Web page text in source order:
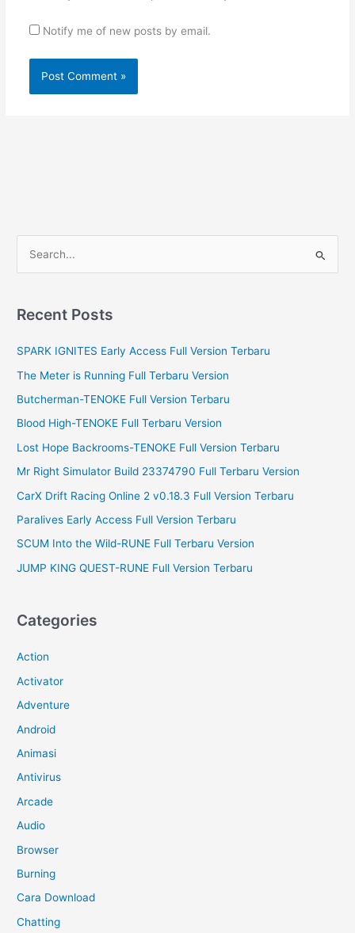
Notify me of new posts by email.
r
h
f
o
Recent Posts
SPARK IGNITES Early Access Full Version Terbaru
The Meter is Running Full Terbaru Version
Butcherman-TENOKE Full Version Terbaru
Blood High-TENOKE Full Terbaru Version
Lost Hope Backrooms-TENOKE Full Version Terbaru
Mr Right Simulator Build 23374790 Full Terbaru Version
CarX Drift Racing Online 2 v0.18.3 Full Version Terbaru
Paralives Early Access Full Version Terbaru
SCUM Into the Wild-RUNE Full Terbaru Version
JUMP KING QUEST-RUNE Full Version Terbaru
Categories
Action
Activator
Adventure
Android
Animasi
Antivirus
Arcade
Audio
Browser
Burning
Cara Download
Chatting